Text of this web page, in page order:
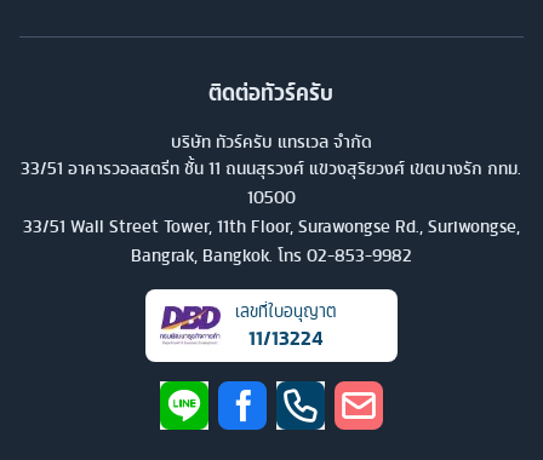
ติดต่อทัวร์ครับ
บริษัท ทัวร์ครับ แทรเวล จำกัด
33/51 อาคารวอลสตรีท ชั้น 11 ถนนสุรวงศ์ แขวงสุริยวงศ์ เขตบางรัก กทม.
10500
33/51 Wall Street Tower, 11th Floor, Surawongse Rd., Suriwongse,
Bangrak, Bangkok. โทร 02-853-9982
เลขที่ใบอนุญาต
11/13224